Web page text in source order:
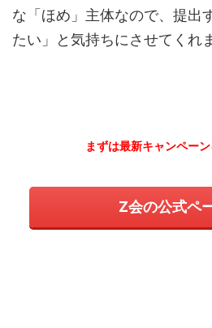
な「ほめ」主体なので、提出
たい」と気持ちにさせてくれ
まずは最新キャンペー
Z会の公式ペ